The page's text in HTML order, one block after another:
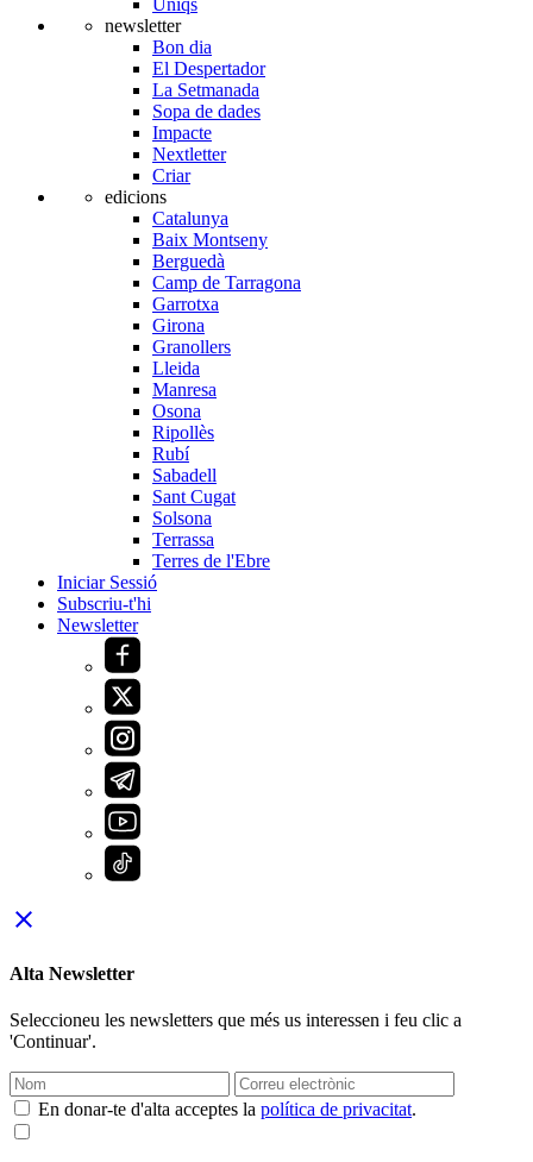
newsletter
Bon dia
El Despertador
La Setmanada
Sopa de dades
Impacte
Nextletter
Criar
edicions
Catalunya
Baix Montseny
Berguedà
Camp de Tarragona
Garrotxa
Girona
Granollers
Lleida
Manresa
Osona
Ripollès
Rubí
Sabadell
Sant Cugat
Solsona
Terrassa
Terres de l'Ebre
Iniciar Sessió
Subscriu-t'hi
Newsletter
close
Alta Newsletter
Seleccioneu les newsletters que més us interessen i feu clic a
'Continuar'.
En donar-te d'alta acceptes la política de privacitat.